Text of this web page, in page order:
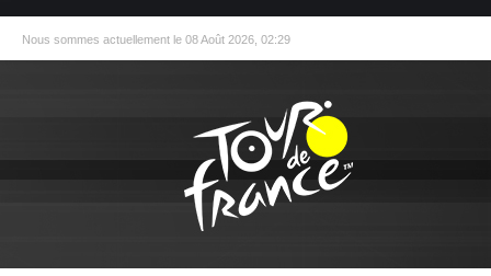
Nous sommes actuellement le 08 Août 2026, 02:29